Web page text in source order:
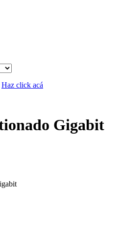
Haz click acá
Gigabit